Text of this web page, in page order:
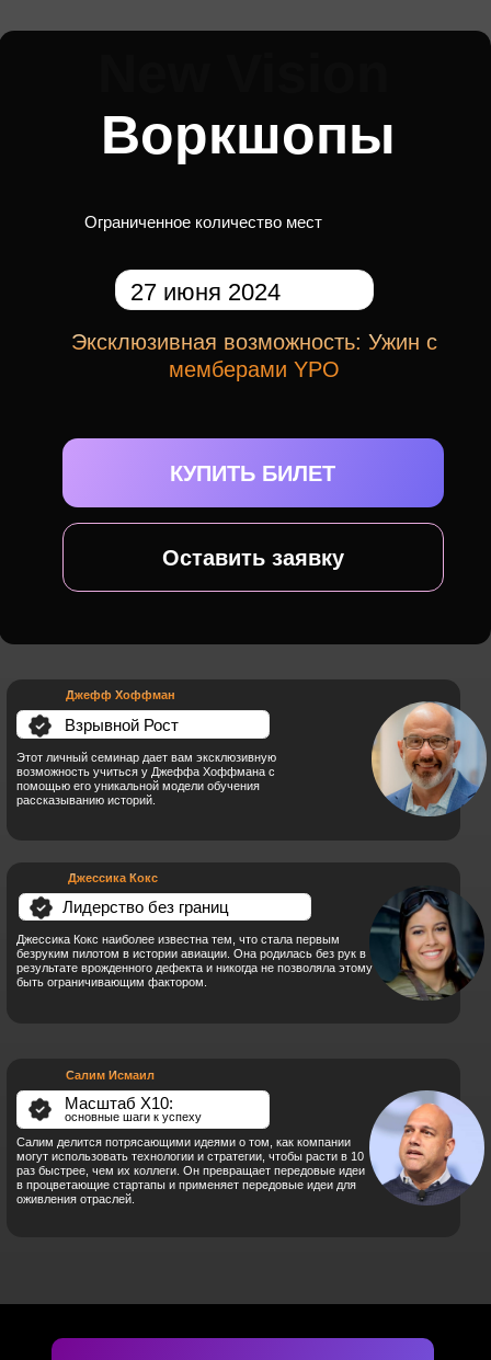
возможность учиться у Джеффа Хоффмана с
помощью его уникальной модели обучения
Джефф Хоффман
КУПИТЬ БИЛЕТ
Ограниченное количество мест
безруким пилотом в истории авиации. Она родилась без рук в
результате врожденного дефекта и никогда не позволяла этому
быть ограничивающим фактором.
Лидерство без границ
раз быстрее, чем их коллеги. Он превращает передовые идеи
Салим Исмаил
Масштаб X10:
основные шаги к успеху